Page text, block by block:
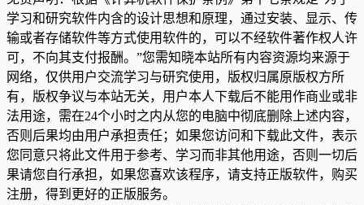
学习和研究软件内含的设计思想和原理，通过安装、显示、传
输或者存储软件等方式使用软件的，可以不经软件著作权人许
可，不向其支付报酬。”您需知晓本站所有内容资源均来源于
网络，仅供用户交流学习与研究使用，版权归属原版权方所
有，版权争议与本站无关，用户本人下载后不能用作商业或非
法用途，需在24个小时之内从您的电脑中彻底删除上述内容，
否则后果均由用户承担责任；如果您访问和下载此文件，表示
您同意只将此文件用于参考、学习而非其他用途，否则一切后
果请您自行承担，如果您喜欢该程序，请支持正版软件，购买
注册，得到更好的正版服务。